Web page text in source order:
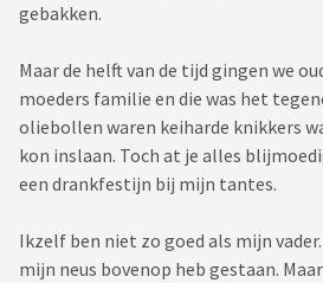
gebakken.
Maar de helft van de tijd gingen we
moeders familie en die was het
oliebollen waren keiharde knikkers
kon inslaan. Toch at je alles
een drankfestijn bij mijn tantes.
Ikzelf ben niet zo goed als mijn
mijn neus bovenop heb gestaan.